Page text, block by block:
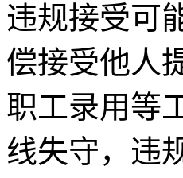
违规接受可
偿接受他人
职工录用等
线失守，违